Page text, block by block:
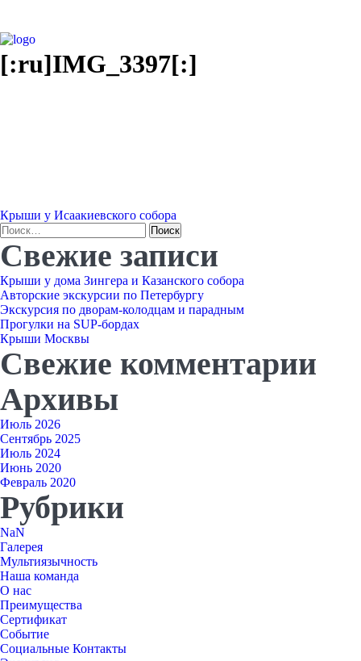
[:ru]IMG_3397[:]
Навигация
по
записям
Крыши у Исаакиевского собора
Найти:
Свежие записи
Крыши у дома Зингера и Казанского собора
Авторские экскурсии по Петербургу
Экскурсия по дворам-колодцам и парадным
Прогулки на SUP-бордах
Крыши Москвы
Свежие комментарии
Архивы
Июль 2026
Сентябрь 2025
Июль 2024
Июнь 2020
Февраль 2020
Рубрики
NaN
Галерея
Мультиязычность
Наша команда
О нас
Преимущества
Сертификат
Событие
Социальные Контакты